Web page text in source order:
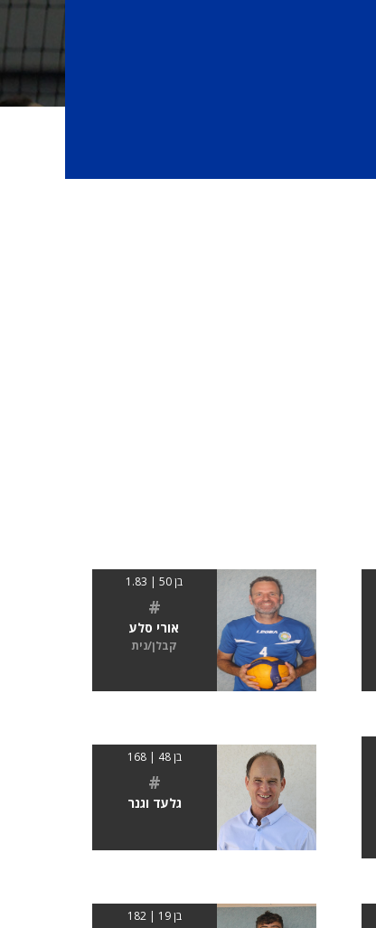
בן 50 | 1.83
#
אורי סלע
קבלן/נית
בן 48 | 168
#
גלעד וגנר
בן 19 | 182